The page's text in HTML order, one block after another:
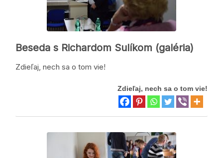
Beseda s Richardom Sulíkom (galéria)
Zdieľaj, nech sa o tom vie!
Zdieľaj, nech sa o tom vie!